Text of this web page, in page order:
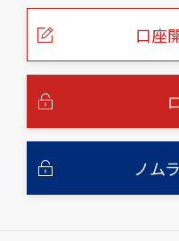
口座
ノム